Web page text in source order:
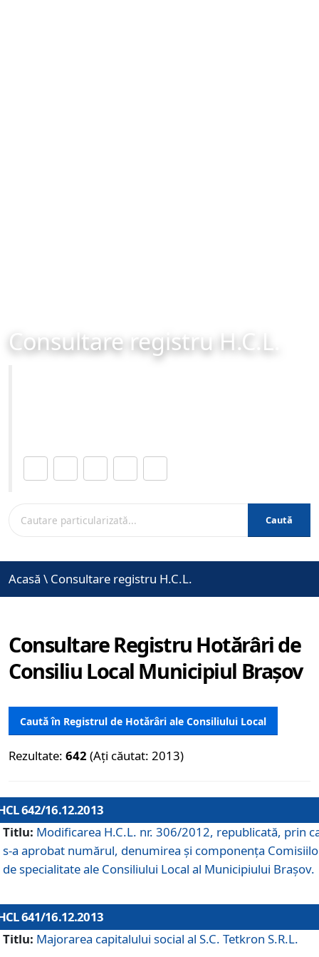
Consultare registru H.C.L.
Caută
Acasă \ Consultare registru H.C.L.
Consultare Registru Hotărâri de
Consiliu Local Municipiul Brașov
Caută în Registrul de Hotărâri ale Consiliului Local
Rezultate: 642 (Ați căutat: 2013)
642/16.12.2013
Titlu: Modificarea H.C.L. nr. 306/2012, republicată, prin
s-a aprobat numărul, denumirea şi componenţa
de specialitate ale Consiliului Local al Municipiului Braşov.
641/16.12.2013
Titlu: Majorarea capitalului social al S.C. Tetkron S.R.L.